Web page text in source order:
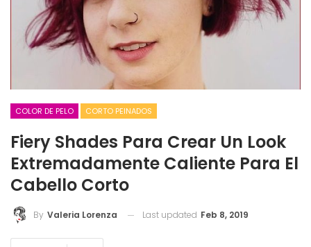
COLOR DE PELO CORTO PEINADOS
Fiery Shades Para Crear Un Look
Extremadamente Caliente Para El
Cabello Corto
By Valeria Lorenza Last updated Feb 8, 2019